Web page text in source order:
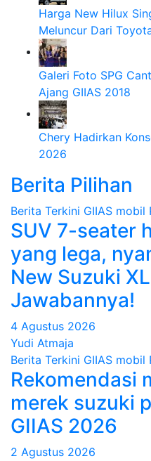
Harga New Hilux
Meluncur Dari
Galeri Foto SPG
Ajang GIIAS 2018
Chery Hadirkan
2026
Berita Pilihan
Berita Terkini GIIAS mobil
SUV 7-seater
yang lega,
New Suzuki
Jawabannya!
4 Agustus 2026
Yudi Atmaja
Berita Terkini GIIAS mobil
Rekomendasi
merek suzuki
GIIAS 2026
2 Agustus 2026